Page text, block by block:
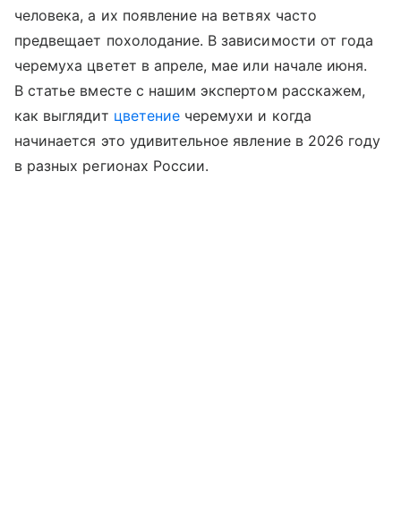
человека, а их появление на ветвях часто
предвещает похолодание. В зависимости от года
черемуха цветет в апреле, мае или начале июня.
В статье вместе с нашим экспертом расскажем,
как выглядит цветение черемухи и когда
начинается это удивительное явление в 2026 году
в разных регионах России.